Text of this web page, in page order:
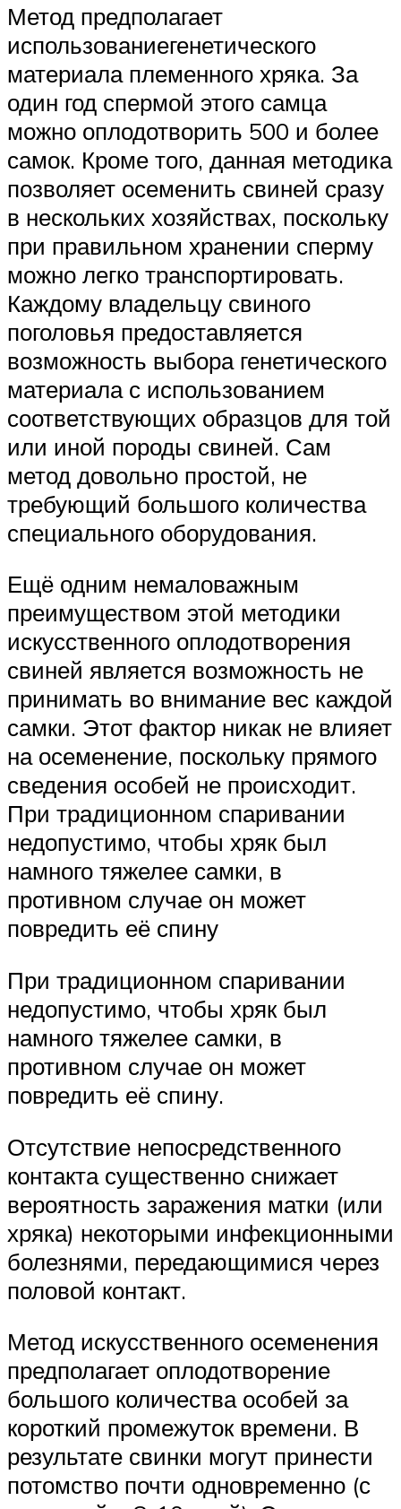
Метод предполагает
использованиегенетического
материала племенного хряка. За
один год спермой этого самца
можно оплодотворить 500 и более
самок. Кроме того, данная методика
позволяет осеменить свиней сразу
в нескольких хозяйствах, поскольку
при правильном хранении сперму
можно легко транспортировать.
Каждому владельцу свиного
поголовья предоставляется
возможность выбора генетического
материала с использованием
соответствующих образцов для той
или иной породы свиней. Сам
метод довольно простой, не
требующий большого количества
специального оборудования.
Ещё одним немаловажным
преимуществом этой методики
искусственного оплодотворения
свиней является возможность не
принимать во внимание вес каждой
самки. Этот фактор никак не влияет
на осеменение, поскольку прямого
сведения особей не происходит.
При традиционном спаривании
недопустимо, чтобы хряк был
намного тяжелее самки, в
противном случае он может
повредить её спину
При традиционном спаривании
недопустимо, чтобы хряк был
намного тяжелее самки, в
противном случае он может
повредить её спину.
Отсутствие непосредственного
контакта существенно снижает
вероятность заражения матки (или
хряка) некоторыми инфекционными
болезнями, передающимися через
половой контакт.
Метод искусственного осеменения
предполагает оплодотворение
большого количества особей за
короткий промежуток времени. В
результате свинки могут принести
потомство почти одновременно (с